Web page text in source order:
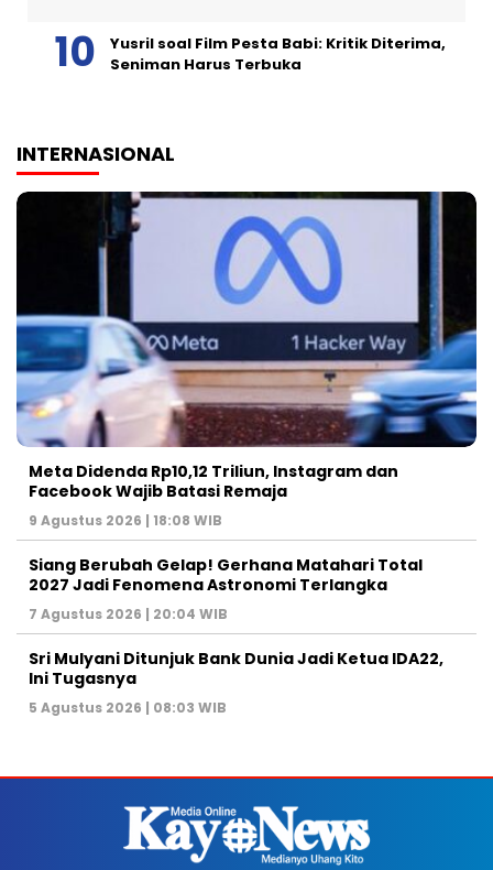
Yusril soal Film Pesta Babi: Kritik Diterima,
Seniman Harus Terbuka
INTERNASIONAL
Meta Didenda Rp10,12 Triliun, Instagram dan
Facebook Wajib Batasi Remaja
9 Agustus 2026 | 18:08 WIB
Siang Berubah Gelap! Gerhana Matahari Total
2027 Jadi Fenomena Astronomi Terlangka
7 Agustus 2026 | 20:04 WIB
Sri Mulyani Ditunjuk Bank Dunia Jadi Ketua IDA22,
Ini Tugasnya
5 Agustus 2026 | 08:03 WIB